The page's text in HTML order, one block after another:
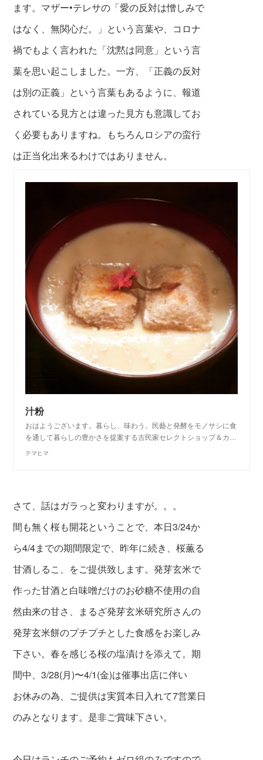
ます。マザー•テレサの「愛の反対は憎しみで
はなく、無関心だ。」という言葉や、コロナ
禍でもよく言われた「沈黙は同意」という言
葉を思い起こしました。一方、「正義の反対
は別の正義」という言葉もあるように、報道
されている見方とは違った見方も意識してお
く必要もありますね。もちろんロシアの蛮行
は正当化出来るわけではありません。
汁粉
おはようございます。暮らし、味わう。民藝と発酵をモノサシに食
を通して暮らしの豊かさを提案する古民家セレクトショップ＆カ…
テマヒマ
さて、話はガラっと変わりますが。。。
間も無く桜も開花ということで、本日3/24か
ら4/4までの期間限定で、昨年に続き、桜薫る
甘酒しるこ、をご提供致します。発芽玄米で
作った甘酒と白味噌だけのお砂糖不使用の自
然由来の甘さ、まるざ発芽玄米研究所さんの
発芽玄米餅のプチプチとした食感をお楽しみ
下さい。春を感じる桜の塩漬けを添えて。期
間中、3/28(月)〜4/1(金)は催事出店に伴い
お休みの為、ご提供は実質本日入れて7営業日
のみとなります。是非ご賞味下さい。